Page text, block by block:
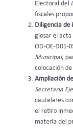
Electoral del
fiscales
Diligencia de
glosar el
OD-OE-D01-
Municipal,
colocación
Ampliación
Secretaria
cautelares
el retiro
materia del